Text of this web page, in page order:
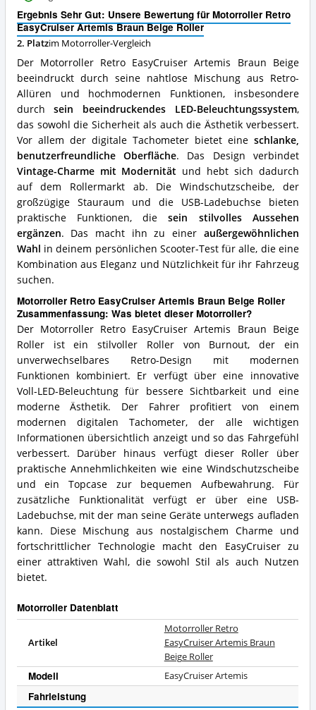
Ergebnis Sehr Gut: Unsere Bewertung für Motorroller Retro
EasyCruiser Artemis Braun Beige Roller
2. Platzim Motorroller-Vergleich
Der Motorroller Retro EasyCruiser Artemis Braun Beige
beeindruckt durch seine nahtlose Mischung aus Retro-
Allüren und hochmodernen Funktionen, insbesondere
durchsein beeindruckendes LED-Beleuchtungssystem,
das sowohl die Sicherheit als auch die Ästhetik verbessert.
Vor allem der digitale Tachometer bietet eine schlanke,
benutzerfreundliche Oberfläche. Das Design verbindet
Vintage-Charme mit Modernität und hebt sich dadurch
auf dem Rollermarkt ab. Die Windschutzscheibe, der
großzügige Stauraum und die USB-Ladebuchse bieten
praktische Funktionen, diesein stilvolles Aussehen
ergänzen. Das macht ihn zu einer außergewöhnlichen
Wahl in deinem persönlichen Scooter-Test für alle, die eine
Kombination aus Eleganz und Nützlichkeit für ihr Fahrzeug
suchen.
Motorroller Retro EasyCruiser Artemis Braun Beige Roller
Zusammenfassung: Was bietet dieser Motorroller?
Der Motorroller Retro EasyCruiser Artemis Braun Beige
Roller ist ein stilvoller Roller von Burnout, der ein
unverwechselbares Retro-Design mit modernen
Funktionen kombiniert. Er verfügt über eine innovative
Voll-LED-Beleuchtung für bessere Sichtbarkeit und eine
moderne Ästhetik. Der Fahrer profitiert von einem
modernen digitalen Tachometer, der alle wichtigen
Informationen übersichtlich anzeigt und so das Fahrgefühl
verbessert. Darüber hinaus verfügt dieser Roller über
praktische Annehmlichkeiten wie eine Windschutzscheibe
und ein Topcase zur bequemen Aufbewahrung. Für
zusätzliche Funktionalität verfügt er über eine USB-
Ladebuchse, mit der man seine Geräte unterwegs aufladen
kann. Diese Mischung aus nostalgischem Charme und
fortschrittlicher Technologie macht den EasyCruiser zu
einer attraktiven Wahl, die sowohl Stil als auch Nutzen
bietet.
Motorroller Datenblatt
Artikel
Motorroller Retro
EasyCruiser Artemis Braun
Beige Roller
Modell EasyCruiser Artemis
Fahrleistung
Roller
Vorteile:
Was
spricht
für
diesen
Motorroller?